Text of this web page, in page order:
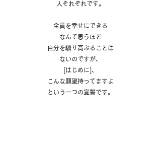
人それぞれです。
全員を幸せにできる
なんて思うほど
自分を驕り高ぶることは
ないのですが、
[はじめに]、
こんな願望持ってますよ
という一つの宣誓です。